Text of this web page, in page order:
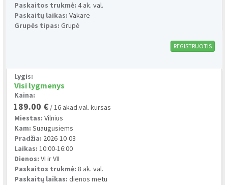
Paskaitos trukmė: 4 ak. val.
Paskaitų laikas: Vakare
Grupės tipas: Grupė
REGISTRUOTIS
Lygis:
Visi lygmenys
Kaina:
189.00 € / 16 akad.val. kursas
Miestas: Vilnius
Kam: Suaugusiems
Pradžia: 2026-10-03
Laikas: 10:00-16:00
Dienos: VI ir VII
Paskaitos trukmė: 8 ak. val.
Paskaitų laikas: dienos metu